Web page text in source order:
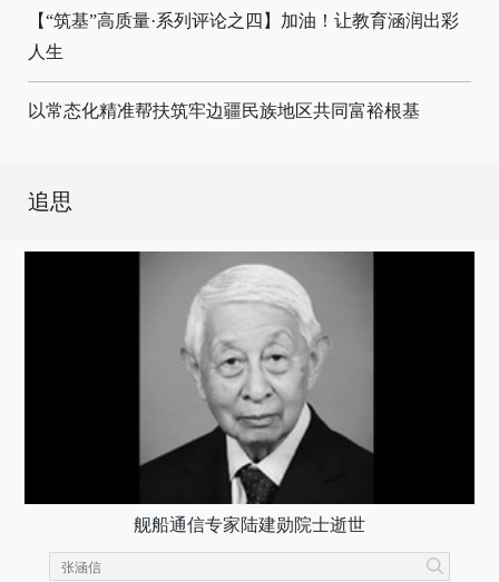
【“筑基”高质量·系列评论之四】加油！让教育涵润出彩
人生
以常态化精准帮扶筑牢边疆民族地区共同富裕根基
追思
舰船通信专家陆建勋院士逝世